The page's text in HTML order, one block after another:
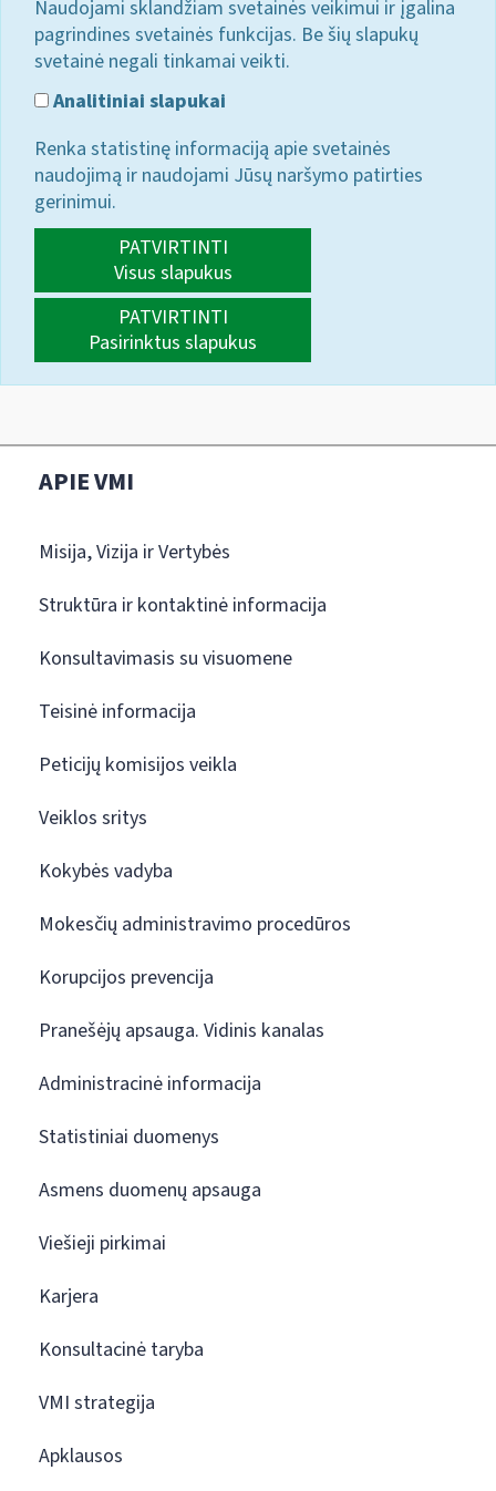
Naudojami sklandžiam svetainės veikimui ir įgalina
pagrindines svetainės funkcijas. Be šių slapukų
svetainė negali tinkamai veikti.
Analitiniai slapukai
Renka statistinę informaciją apie svetainės
naudojimą ir naudojami Jūsų naršymo patirties
gerinimui.
PATVIRTINTI
Visus slapukus
PATVIRTINTI
Pasirinktus slapukus
APIE VMI
Misija, Vizija ir Vertybės
Struktūra ir kontaktinė informacija
Konsultavimasis su visuomene
Teisinė informacija
Peticijų komisijos veikla
Veiklos sritys
Kokybės vadyba
Mokesčių administravimo procedūros
Korupcijos prevencija
Pranešėjų apsauga. Vidinis kanalas
Administracinė informacija
Statistiniai duomenys
Asmens duomenų apsauga
Viešieji pirkimai
Karjera
Konsultacinė taryba
VMI strategija
Apklausos